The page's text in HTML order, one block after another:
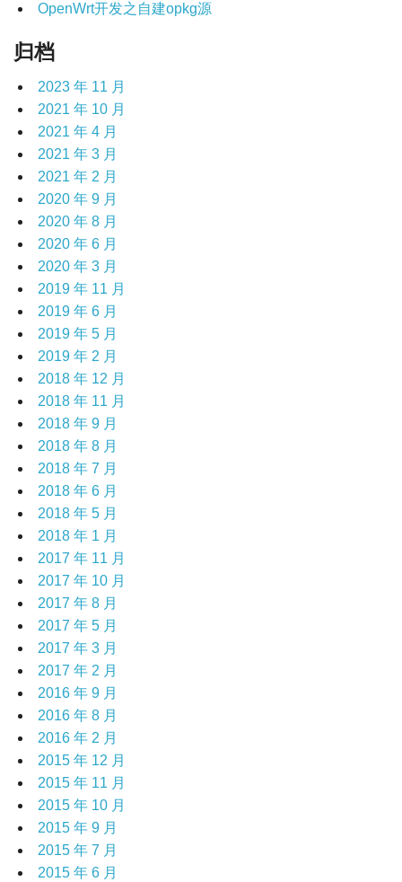
OpenWrt开发之自建opkg源
归档
2023 年 11 月
2021 年 10 月
2021 年 4 月
2021 年 3 月
2021 年 2 月
2020 年 9 月
2020 年 8 月
2020 年 6 月
2020 年 3 月
2019 年 11 月
2019 年 6 月
2019 年 5 月
2019 年 2 月
2018 年 12 月
2018 年 11 月
2018 年 9 月
2018 年 8 月
2018 年 7 月
2018 年 6 月
2018 年 5 月
2018 年 1 月
2017 年 11 月
2017 年 10 月
2017 年 8 月
2017 年 5 月
2017 年 3 月
2017 年 2 月
2016 年 9 月
2016 年 8 月
2016 年 2 月
2015 年 12 月
2015 年 11 月
2015 年 10 月
2015 年 9 月
2015 年 7 月
2015 年 6 月